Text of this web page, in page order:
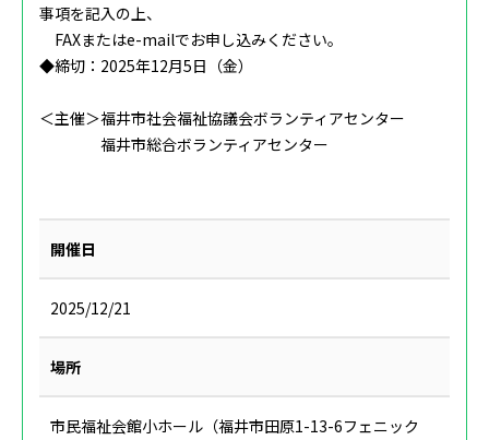
事項を記入の上、
FAXまたはe-mailでお申し込みください。
◆締切：2025年12月5日（金）
＜主催＞福井市社会福祉協議会ボランティアセンター
福井市総合ボランティアセンター
開催日
2025/12/21
場所
市民福祉会館小ホール（福井市田原1-13-6フェニック